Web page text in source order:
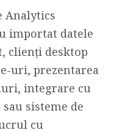
Analytics
importat datele
clienți desktop
uri, prezentarea
integrare cu
sisteme de
cu